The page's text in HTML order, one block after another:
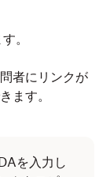
。
者にリンクが
ます。
を入力し